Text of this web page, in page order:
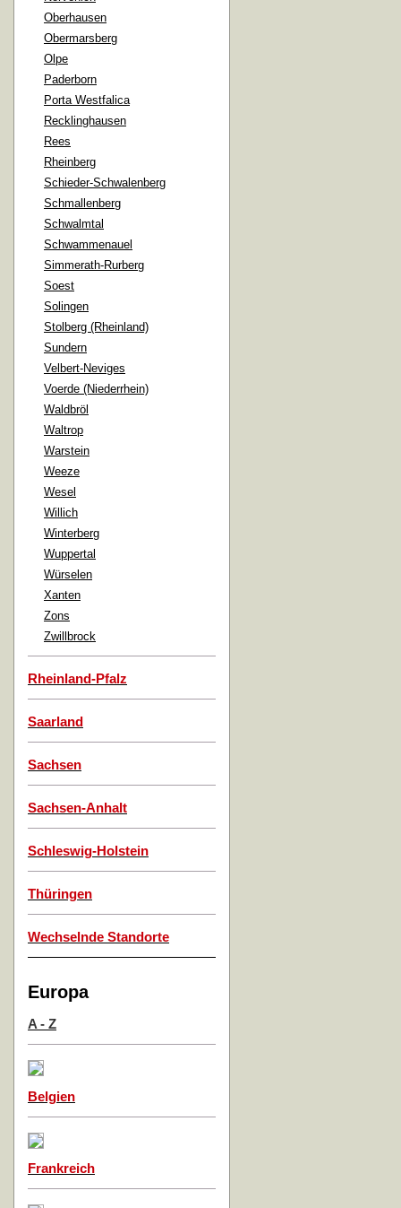
Oberhausen
Obermarsberg
Olpe
Paderborn
Porta Westfalica
Recklinghausen
Rees
Rheinberg
Schieder-Schwalenberg
Schmallenberg
Schwalmtal
Schwammenauel
Simmerath-Rurberg
Soest
Solingen
Stolberg (Rheinland)
Sundern
Velbert-Neviges
Voerde (Niederrhein)
Waldbröl
Waltrop
Warstein
Weeze
Wesel
Willich
Winterberg
Wuppertal
Würselen
Xanten
Zons
Zwillbrock
Rheinland-Pfalz
Saarland
Sachsen
Sachsen-Anhalt
Schleswig-Holstein
Thüringen
Wechselnde Standorte
Europa
A - Z
Belgien
Frankreich